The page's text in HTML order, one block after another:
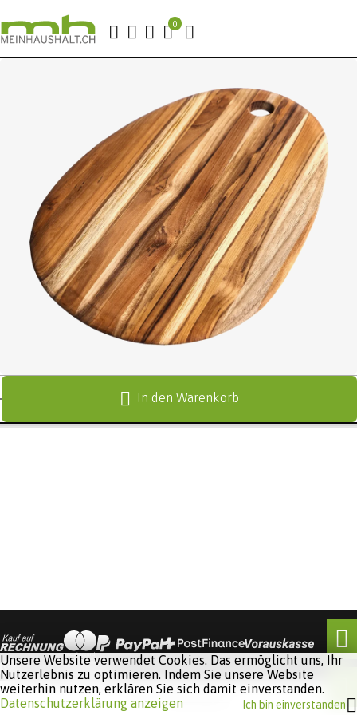
In den Warenkorb
Software:
Unsere Website verwendet Cookies. Das ermöglicht uns, Ihr
Nutzerlebnis zu optimieren. Indem Sie unsere Website
weiterhin nutzen, erklären Sie sich damit einverstanden.
Datenschutzerklärung anzeigen
Ich bin einverstanden